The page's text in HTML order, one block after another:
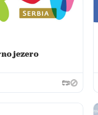
jezero